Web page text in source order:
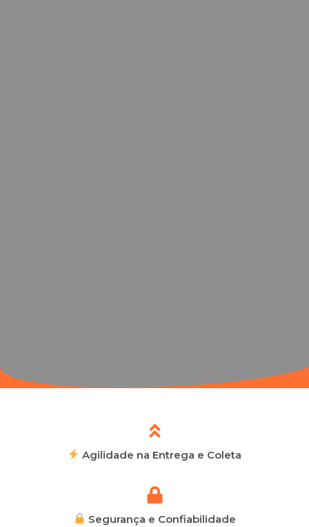
Agilidade na Entrega e Coleta
Segurança e Confiabilidade